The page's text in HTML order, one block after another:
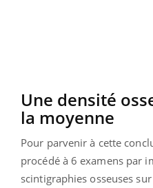
Une densité
la moyenne
Pour parvenir à cette
procédé à 6 examens par
scintigraphies osseuses